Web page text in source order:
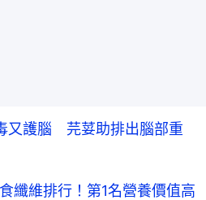
又護腦 芫荽助排出腦部重
纖維排行！第1名營養價值高